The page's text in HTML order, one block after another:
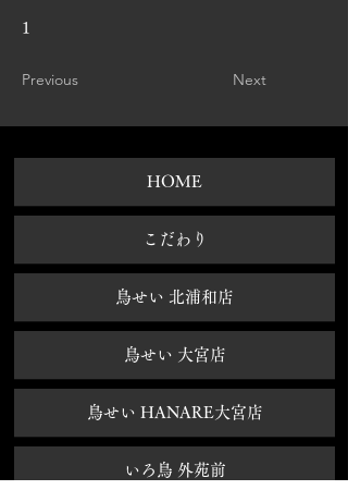
1
Previous Next
HOME
​こだわり
鳥せい 北浦和店
鳥せい 大宮店
鳥せい HANARE大宮店
いろ鳥 外苑前